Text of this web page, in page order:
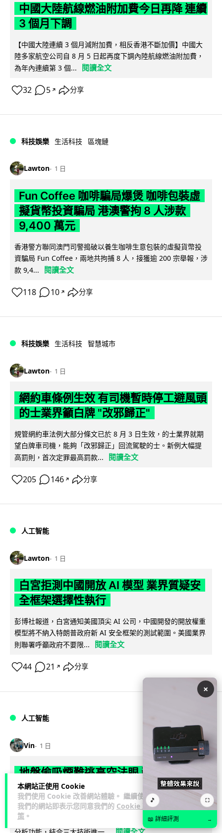
本網站正使用 Cookie
我們使用 Cookie 改善網站體驗。 繼續使用
我們的網站即表示您同意我們的 Cookie 政
策 。
中國大陸航線燃油附加費今日再降 連續
3 個月下調
【中國大陸連續 3 個月減附加費，相反香港不斷加價】中國大
陸多家航空公司自 8 月 5 日起再度下調內陸航線燃油附加費，
為年內連續第 3 個...
閱讀全文
32 5 ↗ 分享
科技娛樂 生活科技 區塊鏈
Lawton 1 日
Fun Coffee 咖啡騙局爆煲 咖啡包裝虛
擬貨幣投資騙局 港澳警拘 8 人涉款
9,400 萬元
香港警方聯同澳門司警搗破以養生咖啡生意包裝的虛擬貨幣投
資騙局 Fun Coffee，兩地共拘捕 8 人，接獲逾 200 宗舉報，涉
款 9,4...
閱讀全文
118 10 ↗ 分享
科技娛樂 生活科技 智慧城市
Lawton 1 日
網約車條例生效 有司機暫時停工避風頭
的士業界籲白牌 "改邪歸正"
規管網約車法例大部分條文已於 8 月 3 日生效，的士業界就期
望白牌車司機，能夠「改邪歸正」回流駕駛的士。新例大幅提
高罰則，首次定罪最高罰款...
閱讀全文
205 146 ↗ 分享
人工智能
Lawton 1 日
白宮拒測中國開放 AI 模型 業界質疑安
全框架選擇性執行
彭博社報道，白宮通知美國頂尖 AI 公司，中國開發的開放權重
模型將不納入特朗普政府新 AI 安全框架的測試範圍。美國業界
則聯署呼籲政府不要限...
閱讀全文
44 21 ↗ 分享
人工智能
Vin 1 日
地盤偷吸煙難逃高空法眼 勞工處出動熱
感無人機 擬加 AI 人臉識別精準執法
勞工處投入配備熱感應鏡頭的小型無人機進行高空巡邏以打擊
地盤違例吸煙，並正研究於未來一年內引入 AI 人臉識別與行為
×
🎵 ⛶
📖 詳細評測 →